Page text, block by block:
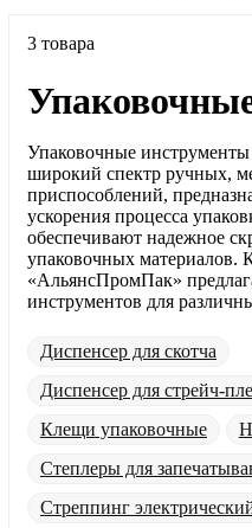
3 товара
Упаковочные инструменты
широкий спектр ручных,
приспособлений,
ускорения процесса
обеспечивают надежное
упаковочных
«АльянсПромПак»
инструментов для
Диспенсер для скотча
Диспенсер для стрейч-
Клещи упаковочные
Степлеры для
Стреппинг